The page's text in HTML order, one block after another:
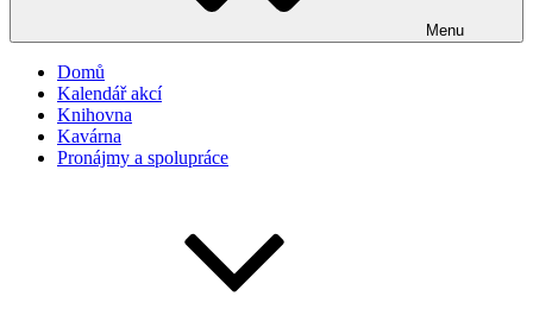
Menu
Domů
Kalendář akcí
Knihovna
Kavárna
Pronájmy a spolupráce